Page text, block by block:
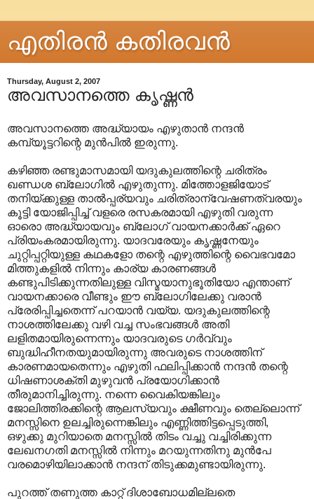
എതിരന്‍ കതിരവന്‍
Thursday, August 2, 2007
അവസാനത്തെ കൃഷ്ണന്‍
അവസാനത്തെ അദ്ധ്യായം എഴുതാന്‍ നന്ദന്‍
കമ്പ്യൂട്ടറിന്റെ മുന്‍പില്‍ ഇരുന്നു.
കഴിഞ്ഞ രണ്ടുമാസമായി യദുകുലത്തിന്റെ ചരിത്രം
ഖണ്ഡശ ബ്ലോഗില്‍ എഴുതുന്നു. മിത്തോളജിയോട്
തനിയ്ക്കുള്ള താല്‍പ്പര്യവും ചരിത്രാ‍ന്വേഷണത്വരയും
കൂട്ടി യോജിപ്പിച്ച് വളരെ രസകരമായി എഴുതി വരുന്ന
ഓരൊ അദ്ധ്യായവും ബ്ലോഗ് വായനക്കാര്‍ക്ക് ഏറെ
പ്രിയംകരമായിരുന്നു. യാദവരേയും കൃഷ്ണനേയും
ചുറ്റിപ്പറ്റിയുള്ള കഥകളോ തന്റെ എഴുത്തിന്റെ വൈഭവമോ
മിത്തുകളില്‍ നിന്നും കാര്യ കാരണങ്ങള്‍
കണ്ടുപിടിക്കുന്നതിലുള്ള വിസ്മയാ‍നുഭൂതിയോ എന്താണ്
വായനക്കാരെ വീണ്ടും ഈ ബ്ലോഗിലേക്കു വരാന്‍
പ്രേരിപ്പിച്ചതെന്ന് പറയാന്‍ വയ്യ. യദുകുലത്തിന്റെ
നാശത്തിലേക്കു വഴി വച്ച സംഭവങ്ങള്‍‍ അതി
ലളിതമായിരുന്നെന്നും യാദവരുടെ ഗര്‍വ്വും
ബുദ്ധിഹീനതയുമായിരുന്നു അവരുടെ നാശത്തിന്
കാരണമായതെന്നും എഴുതി ഫലിപ്പിക്കാന്‍ നന്ദന്‍ തന്റെ
ധിഷണാശക്തി മുഴുവന്‍ പ്രയോഗിക്കാന്‍
തീരുമാനിച്ചിരുന്നു. നന്നെ വൈകിയങ്കിലും
ജോലിത്തിരക്കിന്റെ ആലസ്യവും ക്ഷീണവും തെല്ലൊന്ന്
മനസ്സിനെ ഉലച്ചിരുന്നെങ്കിലും എണ്ണിത്തിട്ടപ്പെടുത്തി,
ഒഴുക്കു മുറിയാതെ മനസ്സില്‍ തിടം വച്ചു വച്ചിരിക്കുന്ന
ലേഖനഗതി മനസ്സില്‍ നിന്നും മറയുന്നതിനു മുന്‍പേ
വരമൊഴിയിലാക്കാന്‍ നന്ദന് തിടുക്കമുണ്ടായിരുന്നു.
പുറത്ത് തണുത്ത കാറ്റ് ദിശാബോധമില്ലതെ